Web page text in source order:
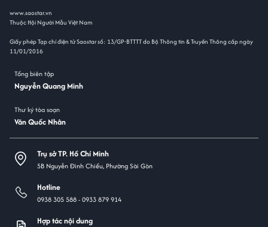
www.saostar.vn
Thuộc Hội Người Mẫu Việt Nam
Giấy phép Tạp chí điện tử Saostar số: 13/GP-BTTTT do Bộ Thông tin & Truyền Thông cấp ngày
11/01/2016
Tổng biên tập
Nguyễn Quang Minh
Thư ký tòa soạn
Văn Quốc Nhân
Trụ sở TP. Hồ Chí Minh
5B Nguyễn Đình Chiểu, Phường Sài Gòn
Hotline
0938 305 588 -0933 879 914
Hợp tác nội dung